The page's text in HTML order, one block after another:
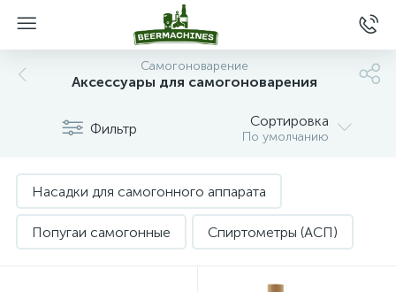
Самогоноварение
Аксессуары для самогоноварения
Фильтр Сортировка
По умолчанию
Насадки для самогонного аппарата
Попугаи самогонные Спиртометры (АСП)